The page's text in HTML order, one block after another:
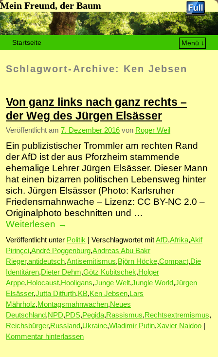
Mein Freund, der Baum
Startseite
Menü ↓
Schlagwort-Archive: Ken Jebsen
Von ganz links nach ganz rechts –
der Weg des Jürgen Elsässer
Veröffentlicht am 7. Dezember 2016 von Roger Weil
Ein publizistischer Trommler am rechten Rand
der AfD ist der aus Pforzheim stammende
ehemalige Lehrer Jürgen Elsässer. Dieser Mann
hat einen bizarren politischen Lebensweg hinter
sich. Jürgen Elsässer (Photo: Karlsruher
Friedensmahnwache – Lizenz: CC BY-NC 2.0 –
Originalphoto beschnitten und …
Weiterlesen →
Veröffentlicht unter Politik Verschlagwortet mitAfD,Afrika,Akif
Pirinçci,André Poggenburg,Andreas Abu Bakr
Rieger,antideutsch,Antisemitismus,Björn Höcke,Compact,Die
Identitären,Dieter Dehm,Götz Kubitschek,Holger
Arppe,Holocaust,Hooligans,Junge Welt,Jungle World,Jürgen
Elsässer,Jutta Ditfurth,KB,Ken Jebsen, Lars
Mährholz,Montagsmahnwachen,Neues
Deutschland,NPD,PDS,Pegida,Rassismus,Rechtsextremismus,
Reichsbürger,Russland,Ukraine,Wladimir Putin,Xavier Naidoo
Kommentar hinterlassen